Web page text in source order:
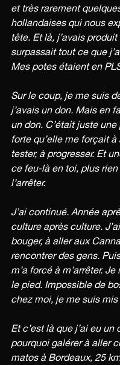
et très rarement
hollandaises qui nous
tête. Et là, j’avais
surpassait tout ce que
Mes potes étaient en
Sur le coup, je me suis
j’avais un don. Mais en
un don. C’était juste
forte qu’elle me forçait à
tester, à progresser. Et
ce feu-là en toi, plus
l’arrêter.
J’ai continué. Année
culture après culture.
bouger, à aller aux
rencontrer des gens.
m’a forcé à m’arrêter.
le pied. Impossible de
chez moi, je me suis mis
Et c’est là que j’ai eu un
pourquoi galérer à aller
matos à Bordeaux, 25